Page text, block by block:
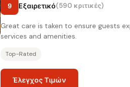
9 Εξαιρετικό(590 κριτικές)
Great care is taken to ensure guests
services and amenities.
Top-Rated
Έλεγχος Τιμών